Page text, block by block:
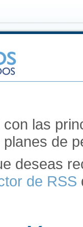
las
de
deseas
de RSS